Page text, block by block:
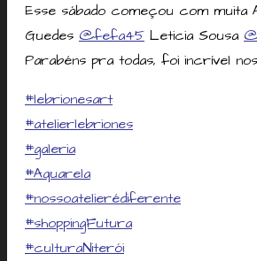
Esse sábado começou com muita
Guedes @fefa45 Leticia Sousa
Parabéns pra todas, foi incrível
#lebrionesart
#atelierlebriones
#galeria
#Aquarela
#nossoatelierédiferente
#shoppingFutura
#culturaNiterói